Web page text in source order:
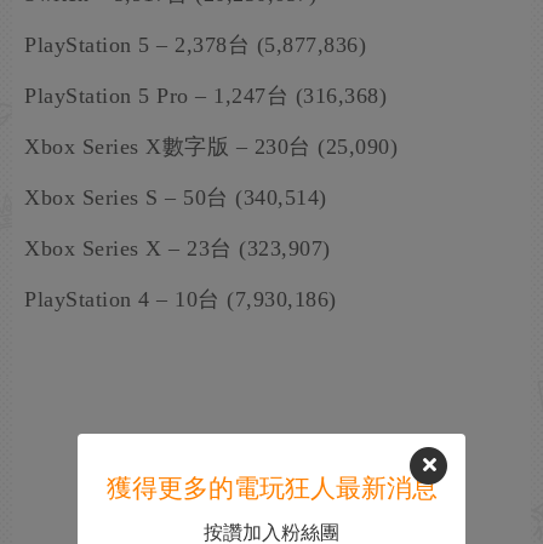
PlayStation 5 – 2,378台 (5,877,836)
PlayStation 5 Pro – 1,247台 (316,368)
Xbox Series X數字版 – 230台 (25,090)
Xbox Series S – 50台 (340,514)
Xbox Series X – 23台 (323,907)
PlayStation 4 – 10台 (7,930,186)
獲得更多的電玩狂人最新消息
按讚加入粉絲團